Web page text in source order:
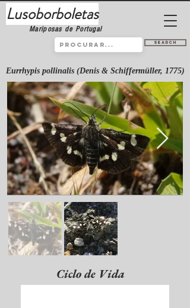
Lusoborboletas
Mariposas de Portugal
Search
Eurrhypis pollinalis (Denis & Schiffermüller, 1775)
Ciclo de Vida